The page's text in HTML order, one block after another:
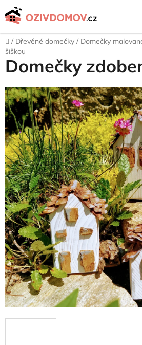
Přejít
na
Domů
/ Dřevěné domečky / Domečky
šiškou
Domečky